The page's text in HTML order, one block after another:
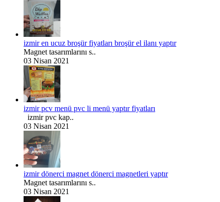
izmir en ucuz broşür fiyatları broşür el ilanı yaptır
Magnet tasarımlarını s..
03 Nisan 2021
izmir pcv menü pvc li menü yaptır fiyatları
izmir pvc kap..
03 Nisan 2021
izmir dönerci magnet dönerci magnetleri yaptır
Magnet tasarımlarını s..
03 Nisan 2021